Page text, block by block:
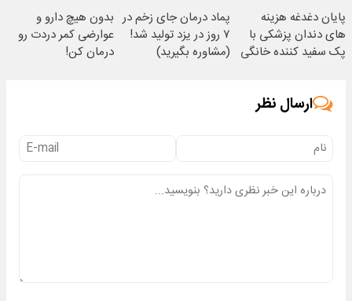
پایان دغدغه هزینه
های دندان پزشکی با
پک سفید کننده خانگی
پماد درمان جای زخم در
۷ روز در یزد تولید شد!
(مشاوره بگیرید)
بدون هیچ دارو و
عوارضی کمر دردت رو
درمان کن!
ارسال نظر